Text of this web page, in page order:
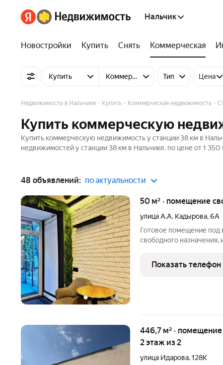
Нальчик
Новостройки Купить Снять Коммерческая
Купить Коммерческую недвижимость
Тип Цена
Недвижимость в Нальчике Купить Коммерческая недвижимость
Купить коммерческую
Купить коммерческую недвижимость у станции 38 км в
недвижимостей у станции 38 км в Нальчике. по цене от 1
48 объявлений: по актуальности
+6
50 м² · помещение
улица А.А. Кадырова,6А
Готовое помещение под
свободного назначения,
использовать под
деятельность. Очень
Показать телефон
446,7 м² · помещение свободного назначения ·
2 этаж из 2
улица Идарова,128К